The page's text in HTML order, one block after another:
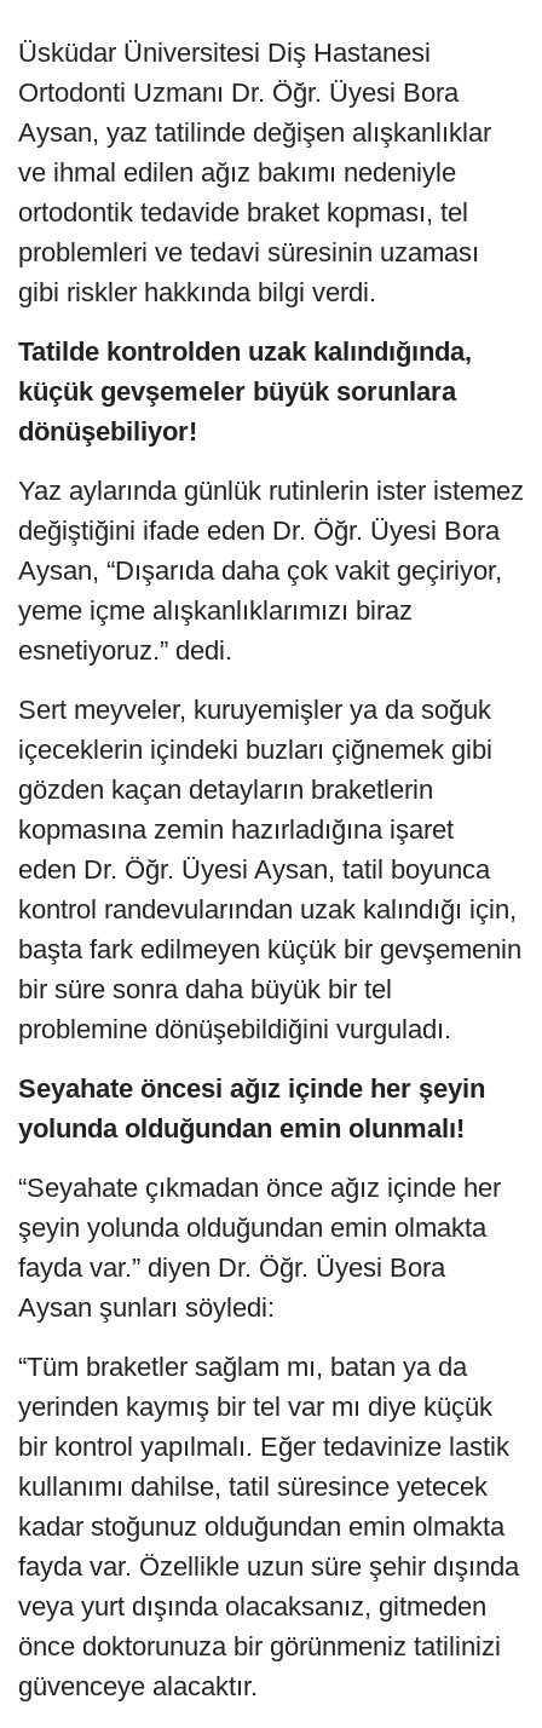
Üsküdar Üniversitesi Diş Hastanesi
Ortodonti Uzmanı Dr. Öğr. Üyesi Bora
Aysan, yaz tatilinde değişen alışkanlıklar
ve ihmal edilen ağız bakımı nedeniyle
ortodontik tedavide braket kopması, tel
problemleri ve tedavi süresinin uzaması
gibi riskler hakkında bilgi verdi.
Tatilde kontrolden uzak kalındığında,
küçük gevşemeler büyük sorunlara
dönüşebiliyor!
Yaz aylarında günlük rutinlerin ister istemez
değiştiğini ifade eden Dr. Öğr. Üyesi Bora
Aysan, “Dışarıda daha çok vakit geçiriyor,
yeme içme alışkanlıklarımızı biraz
esnetiyoruz.” dedi.
Sert meyveler, kuruyemişler ya da soğuk
içeceklerin içindeki buzları çiğnemek gibi
gözden kaçan detayların braketlerin
kopmasına zemin hazırladığına işaret
eden Dr. Öğr. Üyesi Aysan, tatil boyunca
kontrol randevularından uzak kalındığı için,
başta fark edilmeyen küçük bir gevşemenin
bir süre sonra daha büyük bir tel
problemine dönüşebildiğini vurguladı.
Seyahate öncesi ağız içinde her şeyin
yolunda olduğundan emin olunmalı!
“Seyahate çıkmadan önce ağız içinde her
şeyin yolunda olduğundan emin olmakta
fayda var.” diyen Dr. Öğr. Üyesi Bora
Aysan şunları söyledi:
“Tüm braketler sağlam mı, batan ya da
yerinden kaymış bir tel var mı diye küçük
bir kontrol yapılmalı. Eğer tedavinize lastik
kullanımı dahilse, tatil süresince yetecek
kadar stoğunuz olduğundan emin olmakta
fayda var. Özellikle uzun süre şehir dışında
veya yurt dışında olacaksanız, gitmeden
önce doktorunuza bir görünmeniz tatilinizi
güvenceye alacaktır.